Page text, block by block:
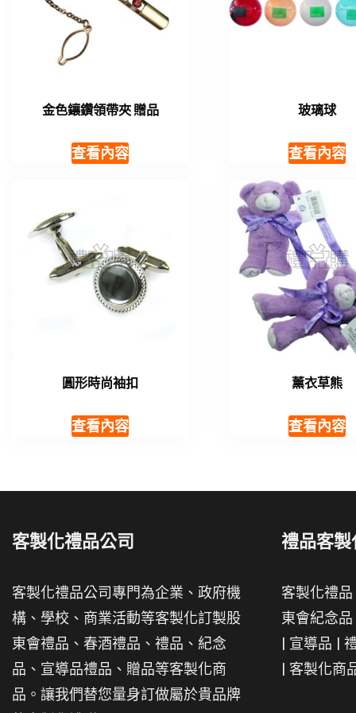
金色鑲鑽領帶夾 贈品
查看內容
玻璃球
查看內容
圓形時尚袖扣
查看內容
薰衣草熊
查看內容
客製化禮品公司
客製化禮品公司專門為企業、政府機
構、學校、商業活動等客製化訂製股
東會禮品、春酒禮品、禮品、紀念
品、宣導品禮品、贈品等客製化商
品。讓我們替您量身訂做屬於貴品牌
禮品客製
客製化禮品
東會紀念品
| 宣導品 |
| 客製化商